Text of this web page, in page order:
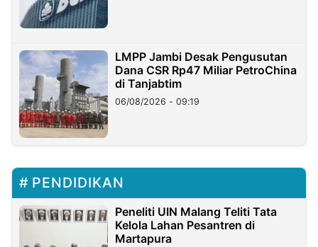
LMPP Jambi Desak Pengusutan
Dana CSR Rp47 Miliar PetroChina
di Tanjabtim
06/08/2026 - 09:19
PENDIDIKAN
Peneliti UIN Malang Teliti Tata
Kelola Lahan Pesantren di
Martapura